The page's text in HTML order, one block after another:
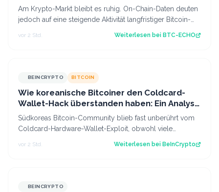
Am Krypto-Markt bleibt es ruhig. On-Chain-Daten deuten
jedoch auf eine steigende Aktivität langfristiger Bitcoin-
vor 2 Std. Weiterlesen bei BTC-ECHO
BEINCRYPTO BITCOIN
Wie koreanische Bitcoiner den Coldcard-
Wallet-Hack überstanden haben: Ein Analyst
gibt wichtige Tipps
Südkoreas Bitcoin-Community blieb fast unberührt vom
Coldcard-Hardware-Wallet-Exploit, obwohl viele
vor 2 Std. Weiterlesen bei BeInCrypto
BEINCRYPTO